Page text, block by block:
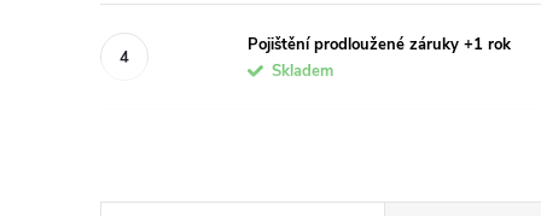
Pojištění prodloužené záruky +1 rok
Skladem